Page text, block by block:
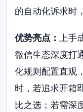
的自动化诉求时
优势亮点：
上手
微信生态深度打
化规则配置直观
时，若追求开箱
比之选；若需深